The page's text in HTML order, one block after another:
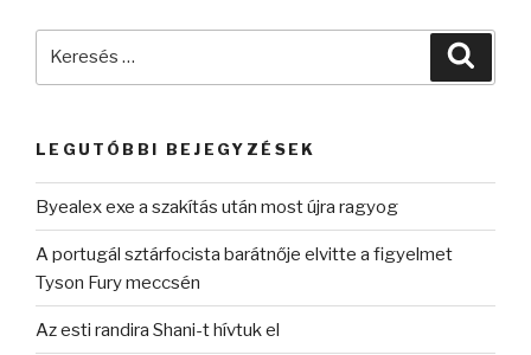
LEGUTÓBBI BEJEGYZÉSEK
Byealex exe a szakítás után most újra ragyog
A portugál sztárfocista barátnője elvitte a figyelmet
Tyson Fury meccsén
Az esti randira Shani-t hívtuk el